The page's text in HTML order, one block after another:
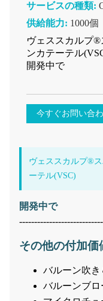
サービスの種類:
供給能力: 1000個
ヴェススカルプ
ンカテーテル
開発中で
今すぐお問い合
ヴェススカルプ®
ーテル(VSC)
開発中で
その他の付加価
バルーン吹き
バルーンブロ